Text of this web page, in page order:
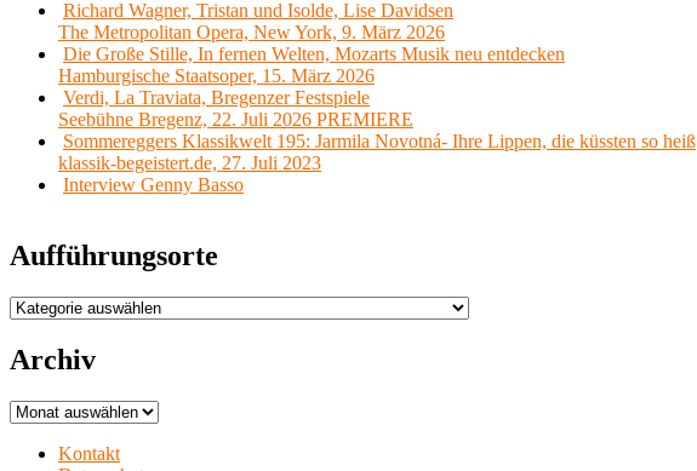
Richard Wagner, Tristan und Isolde, Lise Davidsen
The Metropolitan Opera, New York, 9. März 2026
Die Große Stille, In fernen Welten, Mozarts Musik neu entdecken
Hamburgische Staatsoper, 15. März 2026
Verdi, La Traviata, Bregenzer Festspiele
Seebühne Bregenz, 22. Juli 2026 PREMIERE
Sommereggers Klassikwelt 195: Jarmila Novotná- Ihre Lippen, die küssten so heiß
klassik-begeistert.de, 27. Juli 2023
Interview Genny Basso
Aufführungsorte
Aufführungsorte
Archiv
Archiv
Kontakt